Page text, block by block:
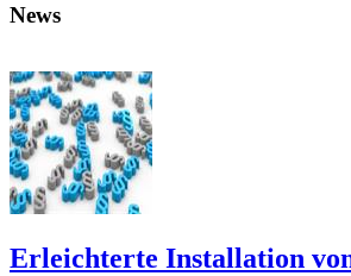
News
Erleichterte Installation